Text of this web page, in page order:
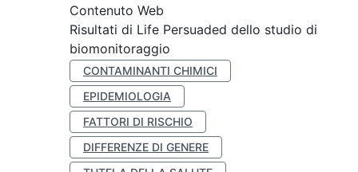
Contenuto Web
Risultati di Life Persuaded dello studio di
biomonitoraggio
CONTAMINANTI CHIMICI
EPIDEMIOLOGIA
FATTORI DI RISCHIO
DIFFERENZE DI GENERE